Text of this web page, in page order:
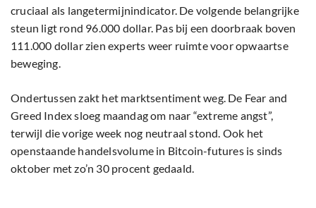
cruciaal als langetermijnindicator. De volgende belangrijke
steun ligt rond 96.000 dollar. Pas bij een doorbraak boven
111.000 dollar zien experts weer ruimte voor opwaartse
beweging.
Ondertussen zakt het marktsentiment weg. De Fear and
Greed Index sloeg maandag om naar “extreme angst”,
terwijl die vorige week nog neutraal stond. Ook het
openstaande handelsvolume in Bitcoin-futures is sinds
oktober met zo’n 30 procent gedaald.